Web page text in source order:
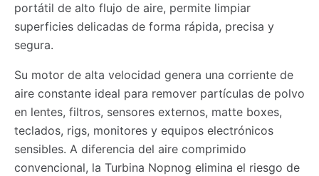
portátil de alto flujo de aire, permite limpiar
superficies delicadas de forma rápida, precisa y
segura.
Su motor de alta velocidad genera una corriente de
aire constante ideal para remover partículas de polvo
en lentes, filtros, sensores externos, matte boxes,
teclados, rigs, monitores y equipos electrónicos
sensibles. A diferencia del aire comprimido
convencional, la Turbina Nopnog elimina el riesgo de